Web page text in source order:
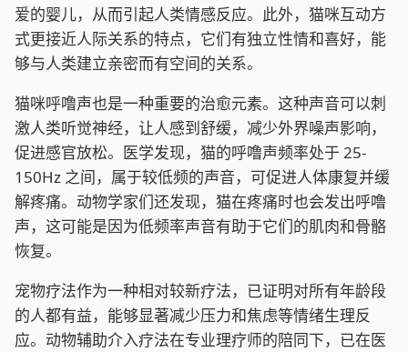
爱的婴儿，从而引起人类情感反应。此外，猫咪互动方
式更接近人际关系的特点，它们有独立性情和喜好，能
够与人类建立亲密而有空间的关系。
猫咪呼噜声也是一种重要的治愈元素。这种声音可以刺
激人类听觉神经，让人感到舒缓，减少外界噪声影响，
促进感官放松。医学发现，猫的呼噜声频率处于 25-
150Hz 之间，属于较低频的声音，可促进人体康复并缓
解疼痛。动物学家们还发现，猫在疼痛时也会发出呼噜
声，这可能是因为低频率声音有助于它们的肌肉和骨骼
恢复。
宠物疗法作为一种相对较新疗法，已证明对所有年龄段
的人都有益，能够显著减少压力和焦虑等情绪生理反
应。动物辅助介入疗法在专业理疗师的陪同下，已在医